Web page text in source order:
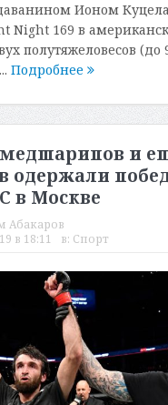
Ионом
Night 169 в
полутяжеловесов (до
Подробнее
и
одержали
в Москве
Абакаров
в 18:11 в: Спорт